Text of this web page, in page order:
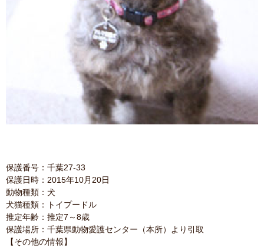
保護番号：千葉27-33
保護日時：2015年10月20日
動物種類：犬
犬猫種類：トイプードル
推定年齢：推定7～8歳
保護場所：千葉県動物愛護センター（本所）より引取
【その他の情報】